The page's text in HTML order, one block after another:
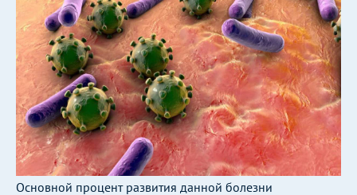
Основной процент развития данной болезни